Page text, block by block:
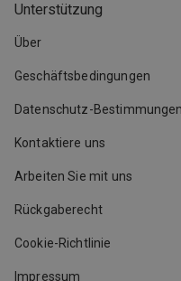
Unterstützung
Über
Geschäftsbedingungen
Datenschutz-Bestimmungen
Kontaktiere uns
Arbeiten Sie mit uns
Rückgaberecht
Cookie-Richtlinie
Impressum